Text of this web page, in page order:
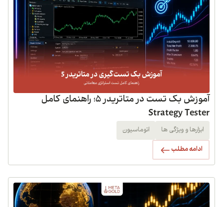
آموزش بک تست در متاتریدر 5؛ راهنمای کامل
Strategy Tester
ابزارها و ویژگی ها اتوماسیون
ادامه مطلب